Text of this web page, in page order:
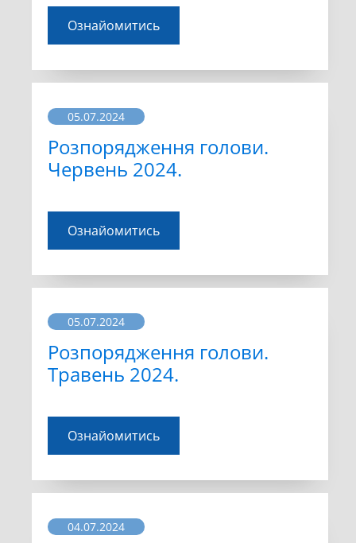
Ознайомитись
05.07.2024
Розпорядження голови.
Червень 2024.
Ознайомитись
05.07.2024
Розпорядження голови.
Травень 2024.
Ознайомитись
04.07.2024